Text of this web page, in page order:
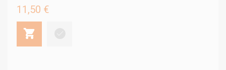
11,50 €